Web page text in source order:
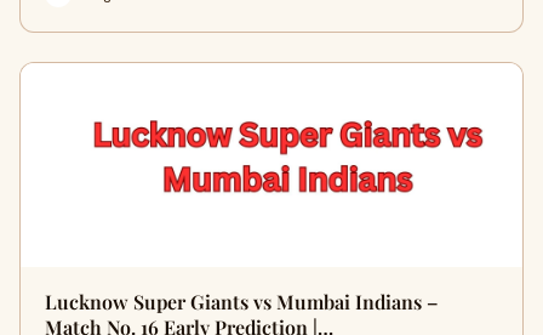
Lucknow Super Giants vs Mumbai Indians –
Match No. 16 Early Prediction |…